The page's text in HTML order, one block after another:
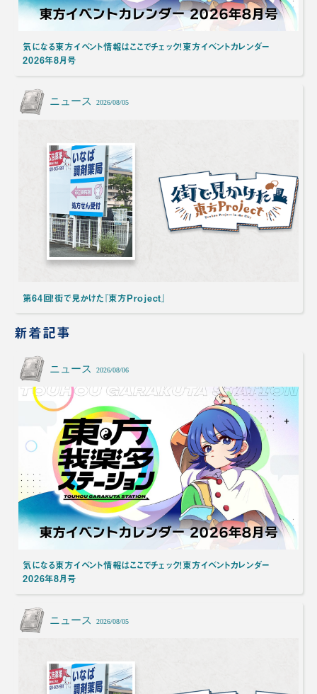
気になる東方イベント情報はここでチェック！東方イベントカレンダー
2026年8月号
ニュース 2026/08/05
第64回！街で見かけた『東方Project』
新着記事
ニュース 2026/08/06
気になる東方イベント情報はここでチェック！東方イベントカレンダー
2026年8月号
ニュース 2026/08/05